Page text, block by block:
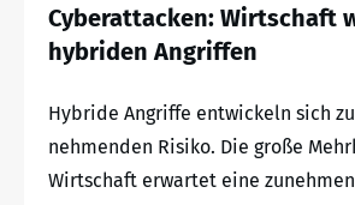
Cyberattacken: Wirtschaft
hybriden Angriffen
Hybride Angriffe entwickeln sich
nehmenden Risiko. Die große
Wirtschaft erwartet eine